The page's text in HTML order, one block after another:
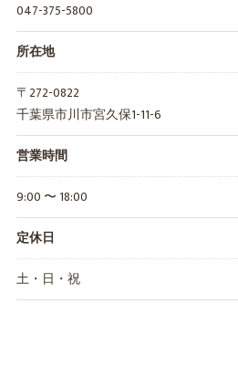
047-375-5800
所在地
〒272-0822
千葉県市川市宮久保1-11-6
営業時間
9:00 〜 18:00
定休日
土・日・祝